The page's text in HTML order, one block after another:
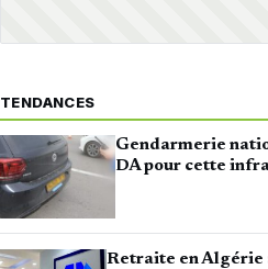
TENDANCES
Gendarmerie
DA pour cette
Retraite en Algérie